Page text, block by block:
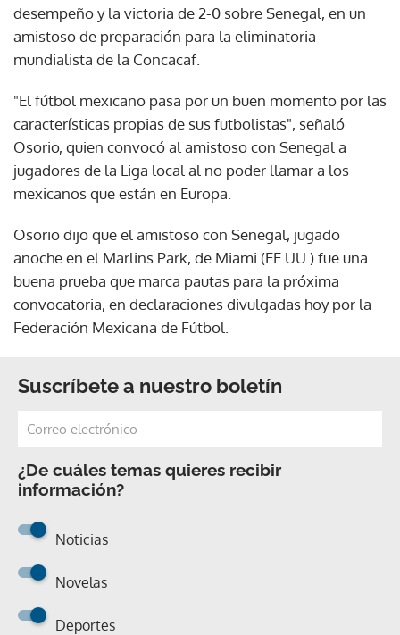
desempeño y la victoria de 2-0 sobre Senegal, en un
amistoso de preparación para la eliminatoria
mundialista de la Concacaf.
"El fútbol mexicano pasa por un buen momento por las
características propias de sus futbolistas", señaló
Osorio, quien convocó al amistoso con Senegal a
jugadores de la Liga local al no poder llamar a los
mexicanos que están en Europa.
Osorio dijo que el amistoso con Senegal, jugado
anoche en el Marlins Park, de Miami (EE.UU.) fue una
buena prueba que marca pautas para la próxima
convocatoria, en declaraciones divulgadas hoy por la
Federación Mexicana de Fútbol.
Suscríbete a nuestro boletín
¿De cuáles temas quieres recibir
información?
Noticias
Novelas
Deportes